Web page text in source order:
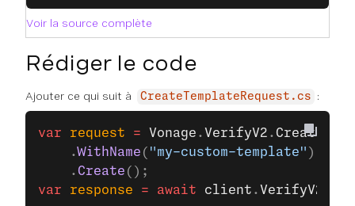
Voir la source complète
Rédiger le code
Ajouter ce qui suit à CreateTemplateRequest.cs :
var request = Vonage . VerifyV2 .
    .
WithName ( "my-custom-template" )
    .
Create ();
var response = await client .